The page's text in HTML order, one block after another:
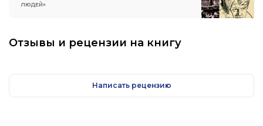
ЛЮДЕЙ»
Отзывы и рецензии на книгу
Написать рецензию